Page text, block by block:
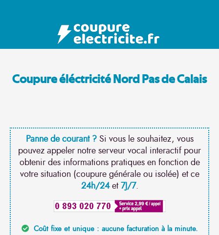
Coupure éléctricité Nord Pas de Calais
Panne de courant ?Si vous le souhaitez, vous
pouvez appeler notre serveur vocal interactif pour
obtenir des informations pratiques en fonction de
votre situation (coupure générale ou isolée) et ce
24h/24et7J/7.
Coût fixe et unique : aucune facturation à la minute.